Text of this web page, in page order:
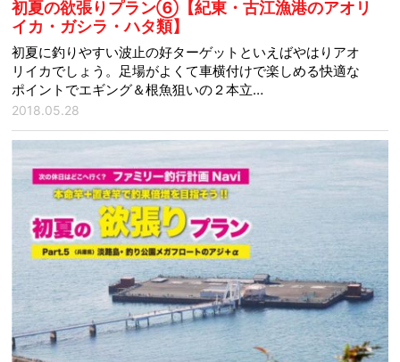
初夏の欲張りプラン⑥【紀東・古江漁港のアオリ
イカ・ガシラ・ハタ類】
初夏に釣りやすい波止の好ターゲットといえばやはりアオ
リイカでしょう。足場がよくて車横付けで楽しめる快適な
ポイントでエギング＆根魚狙いの２本立…
2018.05.28